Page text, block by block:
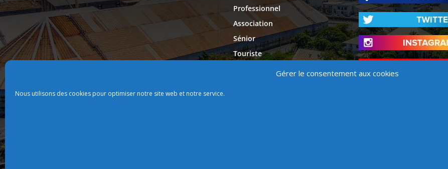
Gérer le consentement aux cookies
Nous utilisons des cookies pour optimiser notre site web et notre service.
Professionnel
Association
Sénior
Touriste